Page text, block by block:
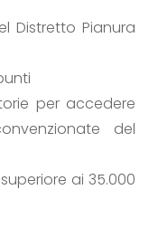
Distretto Pianura
per accedere
del
ai 35.000